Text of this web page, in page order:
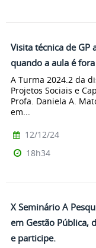
Visita técnica de GP
quando a aula é
A Turma 2024.2 da
Projetos Sociais e
Profa. Daniela A.
em...
12/12/24
18h34
X Seminário A
em Gestão Pública,
e participe.